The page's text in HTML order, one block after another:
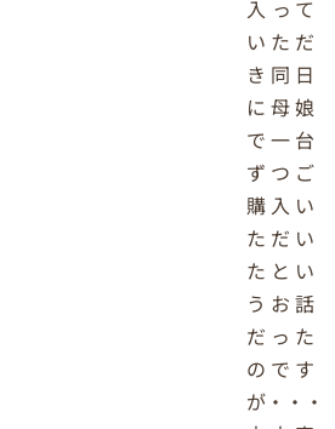
入って
いただ
き同日
に母娘
で一台
ずつご
購入い
ただい
たとい
うお話
だった
のです
が・・・